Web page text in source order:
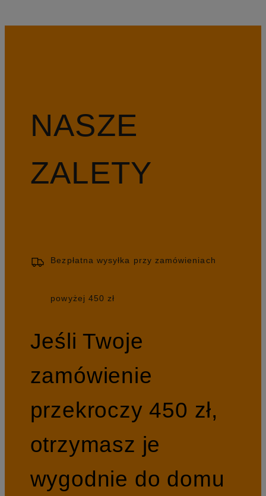
NASZE
ZALETY
Bezpłatna wysyłka przy zamówieniach
powyżej 450 zł
Jeśli Twoje
zamówienie
przekroczy 450 zł,
otrzymasz je
wygodnie do domu